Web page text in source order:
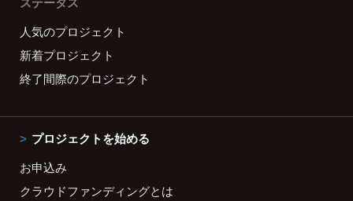
人気のプロジェクト
新着プロジェクト
終了間際のプロジェクト
プロジェクトを始める
お申込み
クラウドファンディングとは